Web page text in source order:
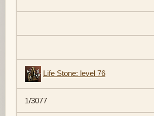
Life Stone: level 76
1/3077